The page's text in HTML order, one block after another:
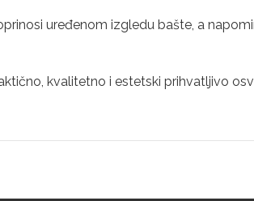
uređenom izgledu bašte, a
kvalitetno i estetski prihvatljivo